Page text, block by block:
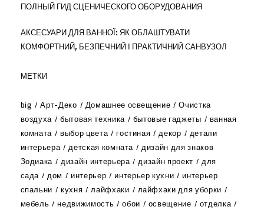
ПОЛНЫЙ ГИД СЦЕНИЧЕСКОГО ОБОРУДОВАНИЯ
АКСЕСУАРИ ДЛЯ ВАННОЇ: ЯК ОБЛАШТУВАТИ
КОМФОРТНИЙ, БЕЗПЕЧНИЙ І ПРАКТИЧНИЙ САНВУЗОЛ
МЕТКИ
big Арт-Деко Домашнее освещение
Очистка
воздуха
бытовая техника бытовые гаджеты
ванная
комната
выбор цвета гостиная декор
детали
интерьера
детская комната
дизайн для знаков
Зодиака
дизайн интерьера дизайн проект
для
сада
дом интерьер интерьер кухни
интерьер
спальни
кухня лайфхаки
лайфхаки для уборки
мебель
недвижимость обои освещение
отделка